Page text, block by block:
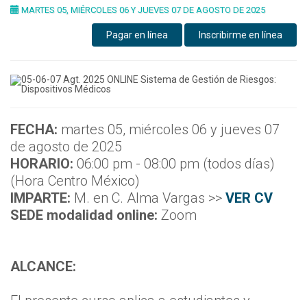
MARTES 05, MIÉRCOLES 06 Y JUEVES 07 DE AGOSTO DE 2025
Pagar en línea Inscribirme en línea
FECHA: martes 05, miércoles 06 y jueves 07
de agosto de 2025
HORARIO: 06:00 pm - 08:00 pm (todos días)
(Hora Centro México)
IMPARTE: M. en C. Alma Vargas >> VER CV
SEDE modalidad online: Zoom
ALCANCE: